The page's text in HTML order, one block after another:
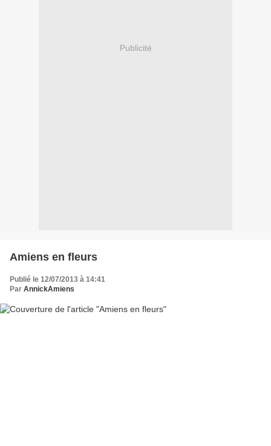
Publicité
Amiens en fleurs
Publié le 12/07/2013 à 14:41
Par AnnickAmiens